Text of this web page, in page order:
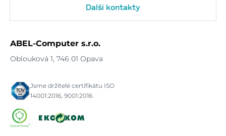
Další kontakty
ABEL-Computer s.r.o.
Oblouková 1, 746 01 Opava
Jsme držitelé certifikátu ISO
14001:2016, 9001:2016